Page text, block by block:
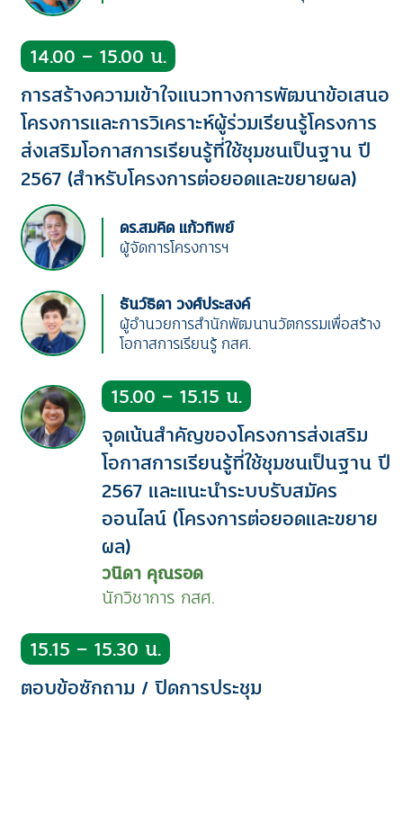
14.00 – 15.00 น.
การสร้างความเข้าใจแนวทางการพัฒนาข้อเสนอ
โครงการและการวิเคราะห์ผู้ร่วมเรียนรู้โครงการ
ส่งเสริมโอกาสการเรียนรู้ที่ใช้ชุมชนเป็นฐาน ปี
2567 (สำหรับโครงการต่อยอดและขยายผล)
ดร.สมคิด แก้วทิพย์
ผู้จัดการโครงการฯ
ธันว์ธิดา วงศ์ประสงค์
ผู้อำนวยการสำนักพัฒนานวัตกรรมเพื่อสร้าง
โอกาสการเรียนรู้ กสศ.
15.00 – 15.15 น.
จุดเน้นสำคัญของโครงการส่งเสริม
โอกาสการเรียนรู้ที่ใช้ชุมชนเป็นฐาน ปี
2567 และแนะนำระบบรับสมัคร
ออนไลน์ (โครงการต่อยอดและขยาย
ผล)
วนิดา คุณรอด
นักวิชาการ กสศ.
15.15 – 15.30 น.
ตอบข้อซักถาม / ปิดการประชุม